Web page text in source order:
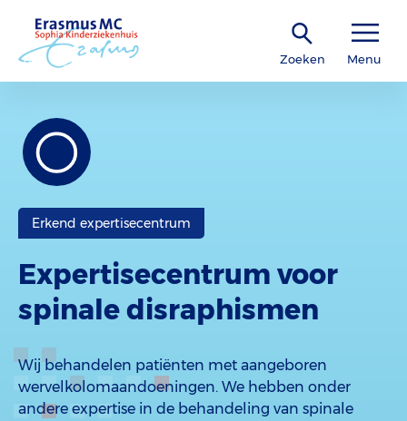
Zoeken Menu
Erkend expertisecentrum
Expertisecentrum voor
spinale disraphismen
Wij behandelen patiënten met aangeboren
wervelkolomaandoeningen. We hebben onder
andere expertise in de behandeling van spinale